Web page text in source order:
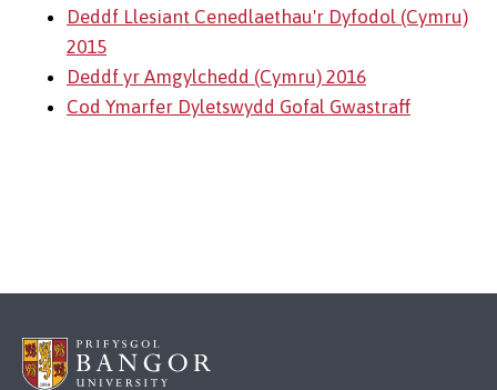
Deddf Llesiant Cenedlaethau'r Dyfodol (Cymru)
2015
Deddf yr Amgylchedd (Cymru) 2016
Cod Ymarfer Dyletswydd Gofal Gwastraff